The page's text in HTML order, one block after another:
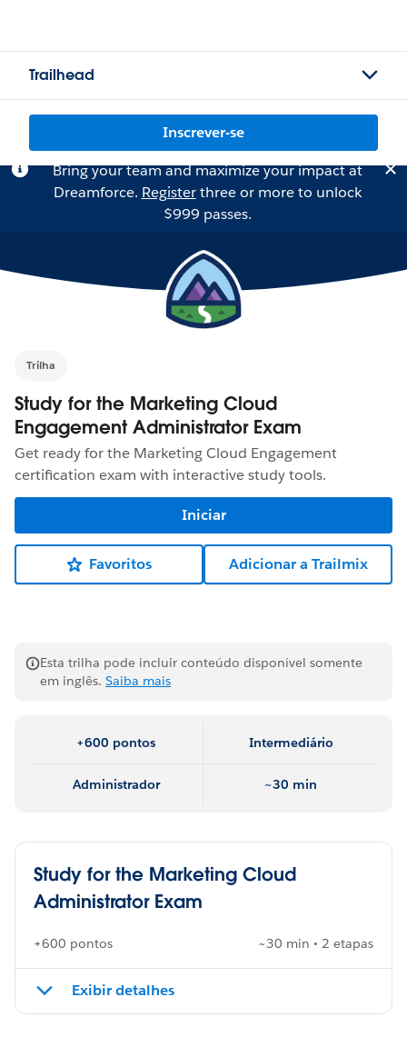
Trailhead
Inscrever-se
Bring your team and maximize your impact at
Dreamforce. Registerthree or more to unlock
$999 passes.
Trilha
Study for the Marketing Cloud
Engagement Administrator Exam
Get ready for the Marketing Cloud Engagement
certification exam with interactive study tools.
Iniciar
Favoritos Adicionar a Trailmix
Esta trilha pode incluir conteúdo disponível somente
em inglês. Saiba mais
+600 pontos Intermediário
Administrador ~30 min
Study for the Marketing Cloud
Administrator Exam
+600 pontos ~30 min • 2 etapas
Exibir detalhes